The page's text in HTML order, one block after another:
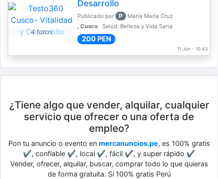
4 fotos
Desarrollo
Publicado por P
María María Cruz
, Cusco
Salud, Belleza y Vida Sana
200 PEN
11 Jun - 10:43
¿Tiene algo que vender, alquilar, cualquier
servicio que ofrecer o una oferta de
empleo?
Pon tu anuncio o evento en mercanuncios.pe, es 100% gratis
✔, confiable ✔, local ✔, fácil ✔, y super rápido ✔
Vender, ofrecer, alquilar, buscar, comprar todo lo que quieras
de forma gratuita. Sí 100% gratis Perú